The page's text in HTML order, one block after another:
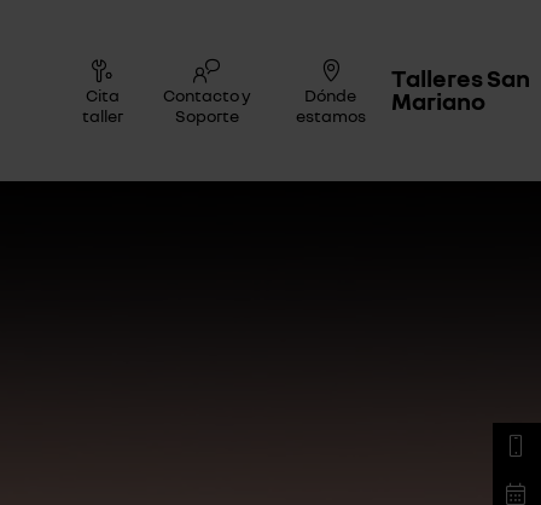
Cita
taller
Contacto y
Soporte
Dónde
estamos
Talleres San
Mariano